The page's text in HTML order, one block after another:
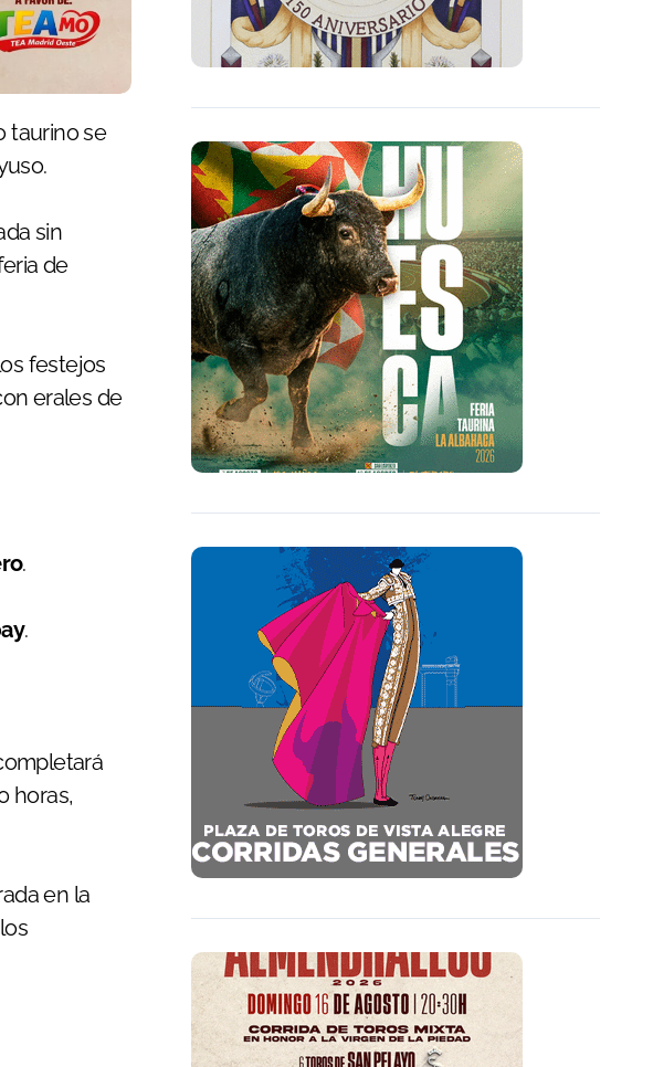
sin
de
festejos
erales de
.
.
horas,
en la